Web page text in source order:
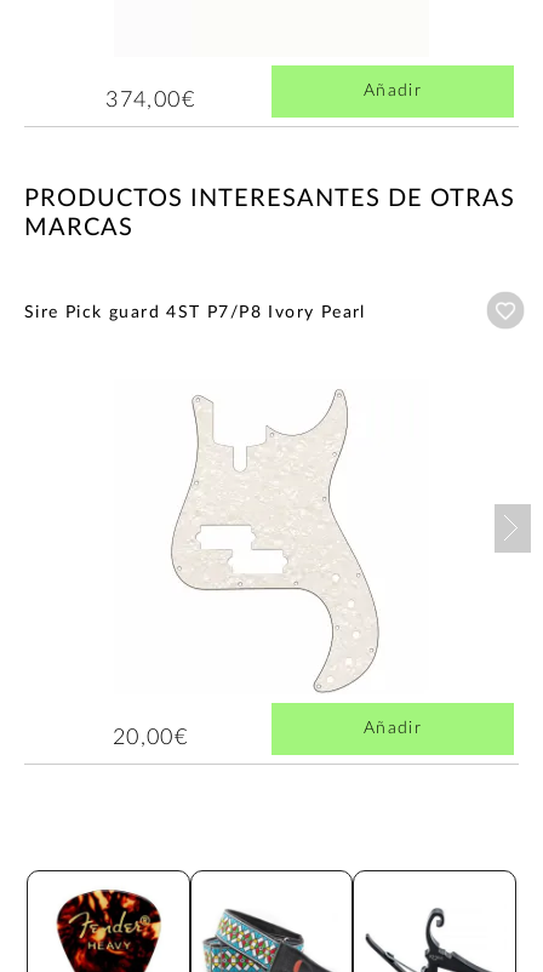
374,00€ Añadir
PRODUCTOS INTERESANTES DE OTRAS
MARCAS
Sire Pick guard 4ST P7/P8 Ivory Pearl
20,00€ Añadir